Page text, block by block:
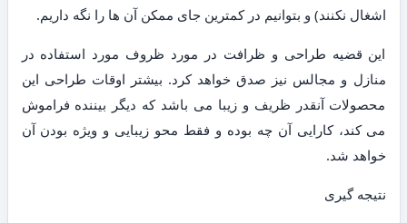
اشغال نکنند) و بتوانیم در کمترین جای ممکن آن ها را نگه داریم.
این قضیه طراحی و ظرافت در مورد ظروف مورد استفاده در
منازل و مجالس نیز صدق خواهد کرد. بیشتر اوقات طراحی این
محصولات آنقدر ظریف و زیبا می باشد که دیگر بیننده فراموش
می کند، کارایی آن چه بوده و فقط محو زیبایی و ویژه بودن آن
خواهد شد.
نتیجه گیری